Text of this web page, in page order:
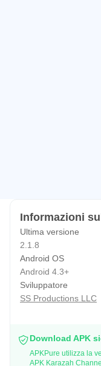
che ci distingue è la
Quindi, lavorare a
vogliamo mostrare
Visione
Aprire nuove strade
producendo
coinvolgenti che
Missione
Con una varietà di
Informazioni
Ultima versione
2.1.8
Android OS
Android 4.3+
Sviluppatore
SS Productions LLC
Download APK
APKPure utilizza la
APK Karazah